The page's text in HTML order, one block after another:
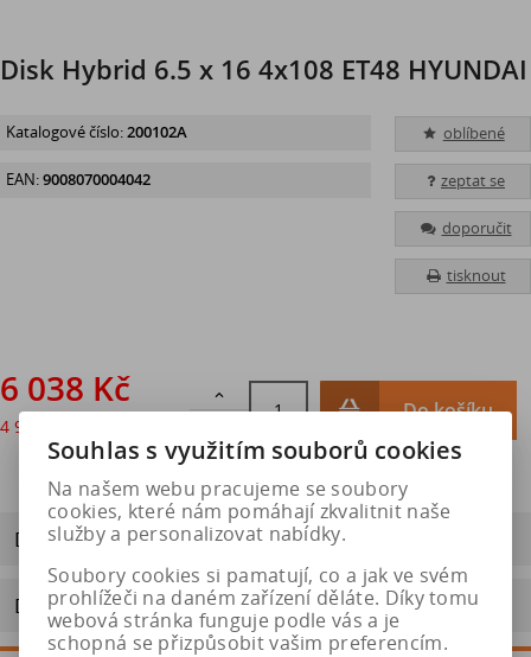
Disk Hybrid 6.5 x 16 4x108 ET48 HYUNDAI
oblíbené
zeptat se
doporučit
tisknout
Katalogové číslo:200102A
EAN:9008070004042
6 038 Kč
4 990 Kč

Do košíku
Dotaz na výrobek
Doporučit výrobek
Souhlas s využitím souborů cookies
Na našem webu pracujeme se soubory
cookies, které nám pomáhají zkvalitnit naše
služby a personalizovat nabídky.
Soubory cookies si pamatují, co a jak ve svém
prohlížeči na daném zařízení děláte. Díky tomu
webová stránka funguje podle vás a je
schopná se přizpůsobit vašim preferencím.